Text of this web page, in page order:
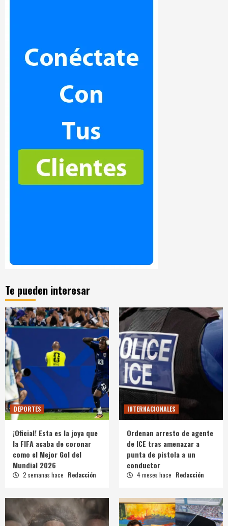
Te pueden interesar
DEPORTES
¡Oficial! Esta es la joya que
la FIFA acaba de coronar
como el Mejor Gol del
Mundial 2026
2 semanas hace Redacción
INTERNACIONALES
Ordenan arresto de agente
de ICE tras amenazar a
punta de pistola a un
conductor
4 meses hace Redacción